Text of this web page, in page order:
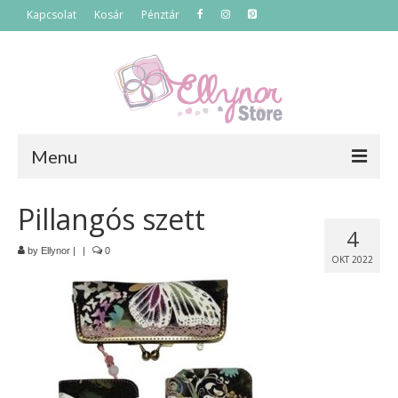
Kapcsolat Kosár Pénztár
Menu
Főoldal
Termékek
Szettek
Akciós termékek
Táskák
Neszeszerek
4
OKT 2022
Pillangós szett
by Ellynor | | 0